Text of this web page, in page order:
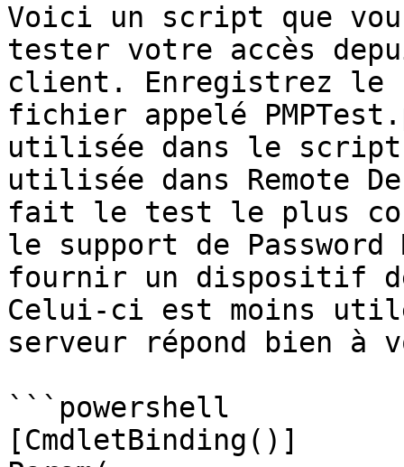
Voici un script que
tester votre accès
client. Enregistrez le
fichier appelé
utilisée dans le script
utilisée dans Remote
fait le test le plus
le support de
fournir un dispositif
Celui-ci est moins
serveur répond bien à
```powershell
[CmdletBinding()]